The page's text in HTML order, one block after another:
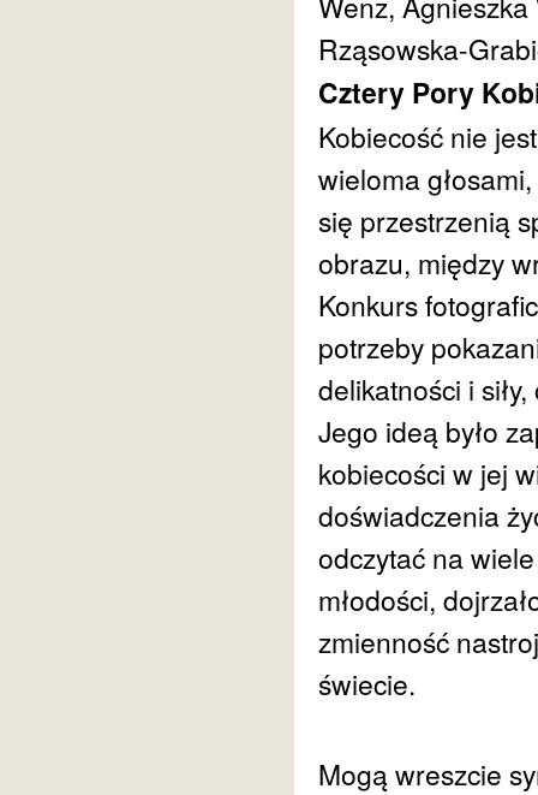
Rząsowska-
Cztery Pory
Kobiecość nie
wieloma
się przestrzenią
obrazu, między
Konkurs
potrzeby
delikatności i
Jego ideą było
kobiecości w jej
doświadczenia
odczytać na
młodości,
zmienność
świecie.
Mogą wreszcie